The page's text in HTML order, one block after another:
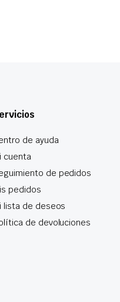
de ayuda
cuenta
de pedidos
pedidos
lista de deseos
de devoluciones